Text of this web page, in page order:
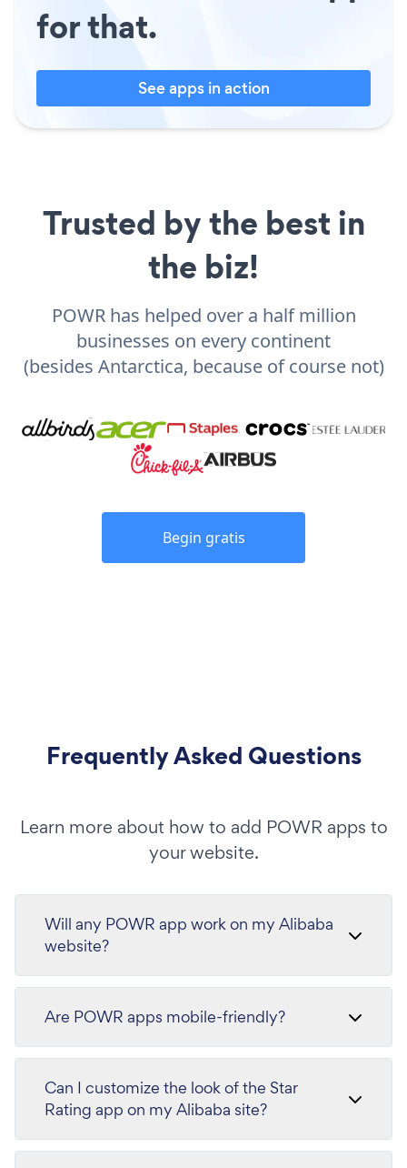
for that.
See apps in action
Trusted by the best in
the biz!
POWR has helped over a half million
businesses on every continent
(besides Antarctica, because of course not)
Begin gratis
Frequently Asked Questions
Learn more about how to add POWR apps to
your website.
Will any POWR app work on my Alibaba
website?
Are POWR apps mobile-friendly?
Can I customize the look of the Star
Rating app on my Alibaba site?